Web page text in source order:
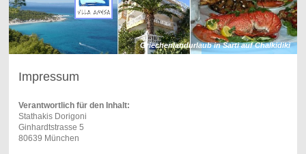
Griechenlandurlaub in Sarti auf Chalkidiki
Impressum
Verantwortlich für den Inhalt:
Stathakis Dorigoni
Ginhardtstrasse 5
80639 München